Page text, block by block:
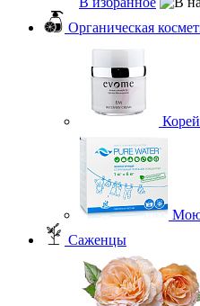
Органическая
Саженцы